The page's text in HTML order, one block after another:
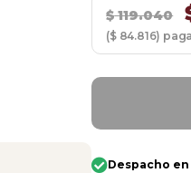
$119.040
($ 84.816)
Despacho